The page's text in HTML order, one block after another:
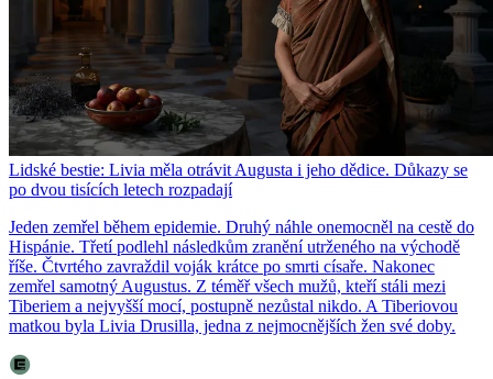
Lidské bestie: Livia měla otrávit Augusta i jeho dědice. Důkazy se
po dvou tisících letech rozpadají
Jeden zemřel během epidemie. Druhý náhle onemocněl na cestě do
Hispánie. Třetí podlehl následkům zranění utrženého na východě
říše. Čtvrtého zavraždil voják krátce po smrti císaře. Nakonec
zemřel samotný Augustus. Z téměř všech mužů, kteří stáli mezi
Tiberiem a nejvyšší mocí, postupně nezůstal nikdo. A Tiberiovou
matkou byla Livia Drusilla, jedna z nejmocnějších žen své doby.